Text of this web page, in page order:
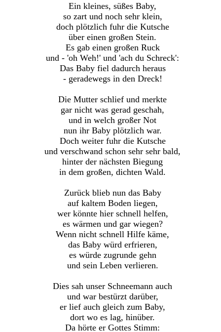
Ein kleines, süßes Baby,
so zart und noch sehr klein,
doch plötzlich fuhr die Kutsche
über einen großen Stein.
Es gab einen großen Ruck
und - 'oh Weh!' und 'ach du Schreck':
Das Baby fiel dadurch heraus
- geradewegs in den Dreck!
Die Mutter schlief und merkte
gar nicht was gerad geschah,
und in welch großer Not
nun ihr Baby plötzlich war.
Doch weiter fuhr die Kutsche
und verschwand schon sehr sehr bald,
hinter der nächsten Biegung
in dem großen, dichten Wald.
Zurück blieb nun das Baby
auf kaltem Boden liegen,
wer könnte hier schnell helfen,
es wärmen und gar wiegen?
Wenn nicht schnell Hilfe käme,
das Baby würd erfrieren,
es würde zugrunde gehn
und sein Leben verlieren.
Dies sah unser Schneemann auch
und war bestürzt darüber,
er lief auch gleich zum Baby,
dort wo es lag, hinüber.
Da hörte er Gottes Stimm: